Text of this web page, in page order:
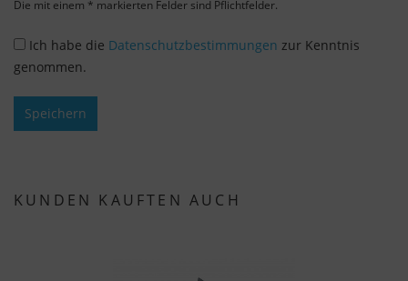
Die mit einem * markierten Felder sind Pflichtfelder.
Ich habe die Datenschutzbestimmungen zur Kenntnis
genommen.
Speichern
KUNDEN KAUFTEN AUCH